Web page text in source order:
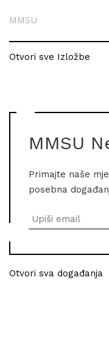
MMSU
Otvori sve Izložbe
MMSU
Primajte naše
posebna
Otvori sva događanja